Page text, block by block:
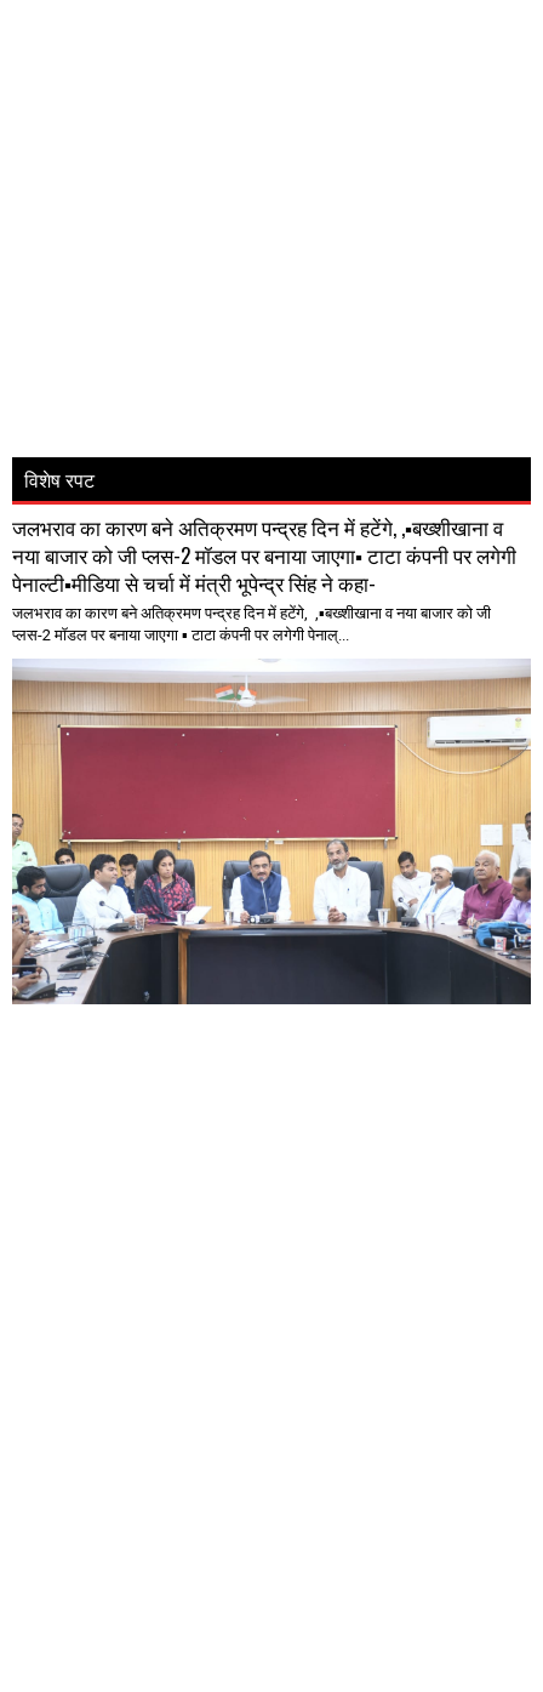
विशेष रपट
जलभराव का कारण बने अतिक्रमण पन्द्रह दिन में हटेंगे, ,▪️बख्शीखाना व
नया बाजार को जी प्लस-2 मॉडल पर बनाया जाएगा▪️ टाटा कंपनी पर लगेगी
पेनाल्टी▪️मीडिया से चर्चा में मंत्री भूपेन्द्र सिंह ने कहा-
जलभराव का कारण बने अतिक्रमण पन्द्रह दिन में हटेंगे, ,▪️बख्शीखाना व नया बाजार को जी
प्लस-2 मॉडल पर बनाया जाएगा ▪️ टाटा कंपनी पर लगेगी पेनाल्...